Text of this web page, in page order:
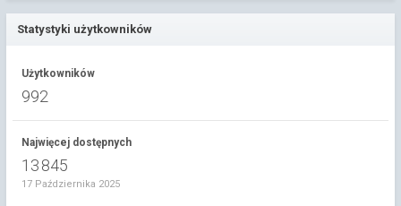
Statystyki użytkowników
Użytkowników
992
Najwięcej dostępnych
13 845
17 Października 2025